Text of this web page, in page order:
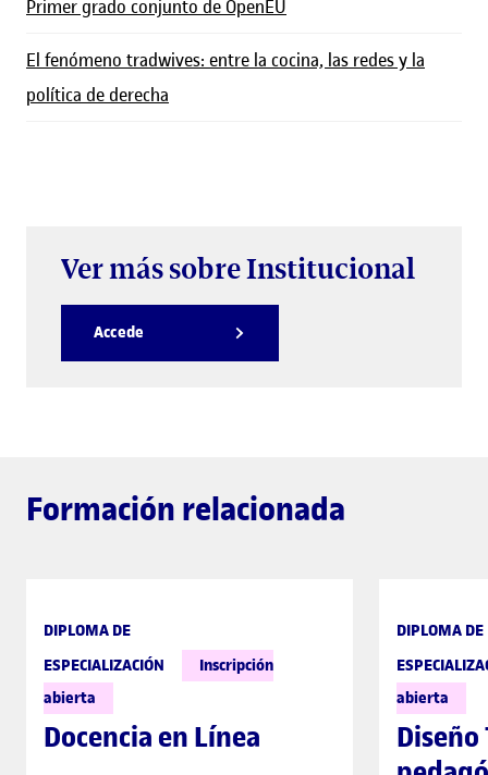
Primer grado conjunto de OpenEU
El fenómeno tradwives: entre la cocina, las redes y la
política de derecha
Ver más sobre Institucional
Accede
Formación relacionada
DIPLOMA DE
ESPECIALIZACIÓN
Inscripción
abierta
Docencia en Línea
DIPLOMA DE
abierta
Diseño